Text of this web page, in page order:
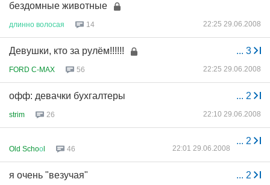
бездомные животные
длинно волосая 14 22:25 29.06.2008
... 3
Девушки, кто за рулём!!!!!!
FORD C-MAX 56 22:25 29.06.2008
... 2
офф: девачки бухгалтеры
strim 26 22:10 29.06.2008
... 2
Old Schoоl 46 22:01 29.06.2008
... 2
я очень "везучая"